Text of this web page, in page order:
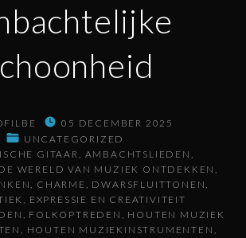
05 DECEMBER 2025
UNCATEGORIZED
GITAAR
AMBACHTSLIEDEN
WERELD VAN MUZIEK ONTDEKKEN
CHARME
DWARSFLUITTONEN
EXPRESSIE EN CREATIVITEIT
FOLKOPTREDEN
HOUTEN MUZIEK
HOUTEN MUZIEKINSTRUMENTEN